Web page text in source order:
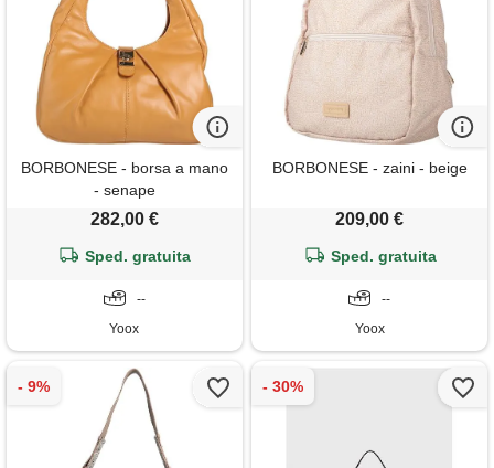
BORBONESE - borsa a mano
- senape
282,00 €
Sped. gratuita
--
Yoox
BORBONESE - zaini - beige
209,00 €
Sped. gratuita
--
Yoox